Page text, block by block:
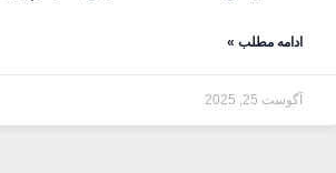
ادامه مطلب »
آگوست 25, 2025